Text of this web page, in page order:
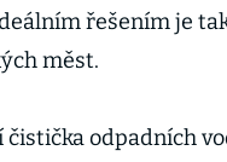
řešením je
měst.
odpadních